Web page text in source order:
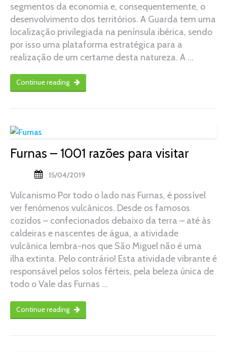
segmentos da economia e, consequentemente, o
desenvolvimento dos territórios. A Guarda tem uma
localização privilegiada na península ibérica, sendo
por isso uma plataforma estratégica para a
realização de um certame desta natureza. A …
Continue reading
Furnas – 1001 razões para visitar
15/04/2019
Vulcanismo Por todo o lado nas Furnas, é possível
ver fenómenos vulcânicos. Desde os famosos
cozidos – confecionados debaixo da terra – até às
caldeiras e nascentes de água, a atividade
vulcânica lembra-nos que São Miguel não é uma
ilha extinta. Pelo contrário! Esta atividade vibrante é
responsável pelos solos férteis, pela beleza única de
todo o Vale das Furnas …
Continue reading